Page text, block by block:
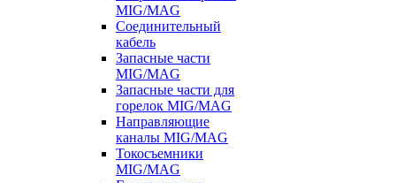
MIG/MAG
Соединительный
кабель
Запасные части
MIG/MAG
Запасные части для
горелок MIG/MAG
Направляющие
каналы MIG/MAG
Токосъемники
MIG/MAG